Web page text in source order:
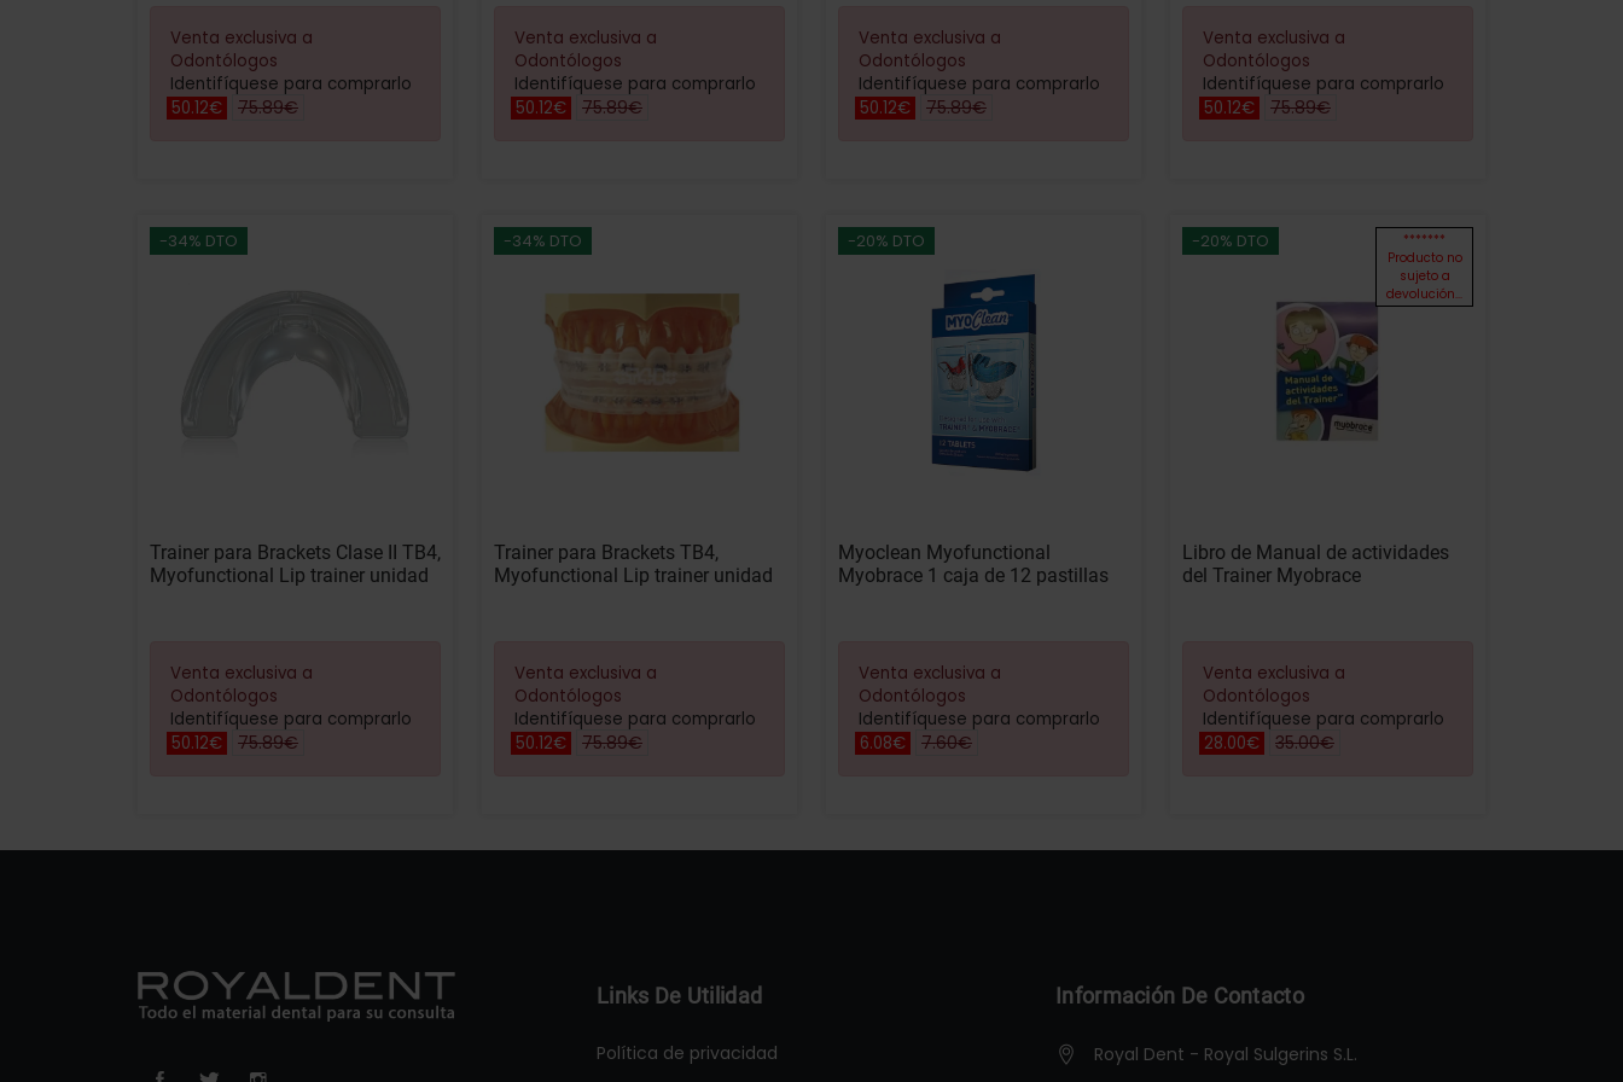
Venta exclusiva a
Odontólogos
Identifíquese para comprarlo
50.12€
75.89€
Venta exclusiva a
Odontólogos
Identifíquese para comprarlo
50.12€
75.89€
Venta exclusiva a
Odontólogos
Identifíquese para comprarlo
50.12€
75.89€
Venta exclusiva a
Odontólogos
Identifíquese para comprarlo
50.12€
75.89€
-34% DTO
Trainer para Brackets Clase II TB4,
Myofunctional Lip trainer unidad
Venta exclusiva a
Odontólogos
Identifíquese para comprarlo
50.12€
75.89€
-34% DTO
Trainer para Brackets TB4,
Myofunctional Lip trainer unidad
Venta exclusiva a
Odontólogos
Identifíquese para comprarlo
50.12€
75.89€
-20% DTO
Myoclean Myofunctional
Myobrace 1 caja de 12 pastillas
Venta exclusiva a
Odontólogos
Identifíquese para comprarlo
6.08€
7.60€
-20% DTO
*******
Producto no
sujeto a
devolución...
Libro de Manual de actividades
del Trainer Myobrace
Venta exclusiva a
Odontólogos
Identifíquese para comprarlo
28.00€
35.00€
Links De Utilidad
Política de privacidad
Información De Contacto
Royal Dent - Royal Sulgerins S.L.